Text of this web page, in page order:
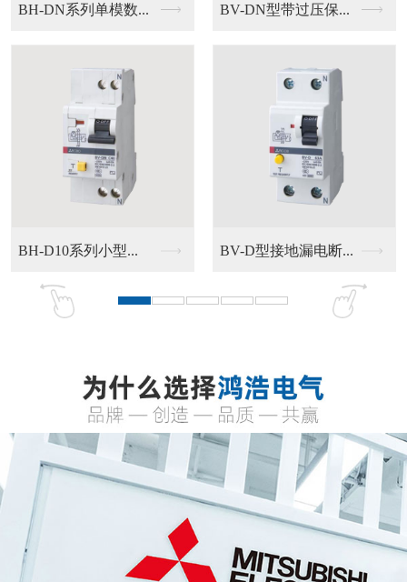
BH-DN系列单模数... BV-DN型带过压保...
BH-D10系列小型... BV-D型接地漏电断...